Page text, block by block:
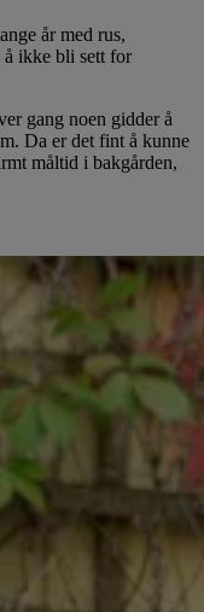
år med rus,
å ikke bli sett for
gang noen gidder å
Da er det fint å kunne
måltid i bakgården,